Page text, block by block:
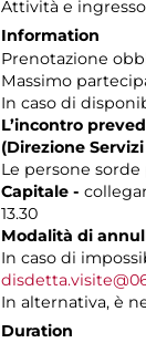
Attività e
Information
Prenotazione
Massimo
In caso di
L’incontro
(Direzione
Le persone
Capitale -
13.30
Modalità di
In caso di
In alternativa, è
Duration